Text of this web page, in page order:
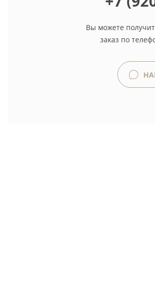
Вы можете
заказ по